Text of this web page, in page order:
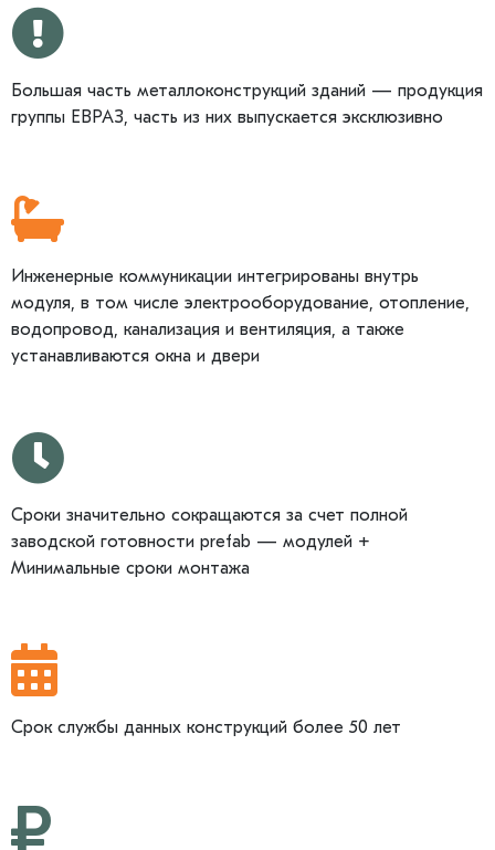
Большая часть металлоконструкций зданий — продукция
группы ЕВРАЗ, часть из них выпускается эксклюзивно
Инженерные коммуникации интегрированы внутрь
модуля, в том числе электрооборудование, отопление,
водопровод, канализация и вентиляция, а также
устанавливаются окна и двери
Сроки значительно сокращаются за счет полной
заводской готовности prefab — модулей +
Минимальные сроки монтажа
Срок службы данных конструкций более 50 лет